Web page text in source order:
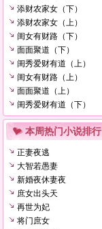
添财农家女（下）
添财农家女（上）
闺女有财路（下）
面面聚道（下）
闺秀爱财有道（上）
闺女有财路（上）
面面聚道（上）
闺秀爱财有道（下）
本周热门小说排行
正妻夜逃
大智若愚妻
新婚夜休妻夜
庶女出头天
再世为妃
将门庶女